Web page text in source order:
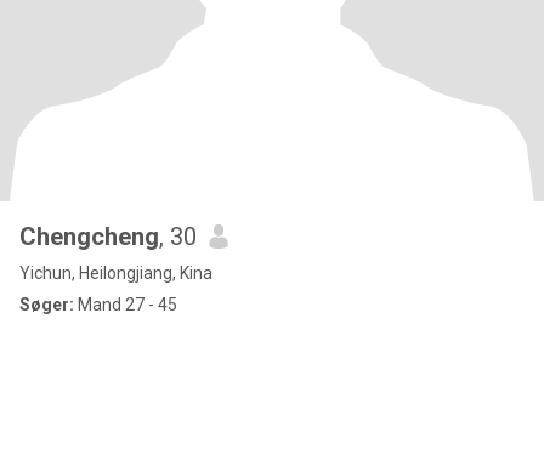
Chengcheng, 30
Yichun, Heilongjiang, Kina
Søger: Mand 27 - 45